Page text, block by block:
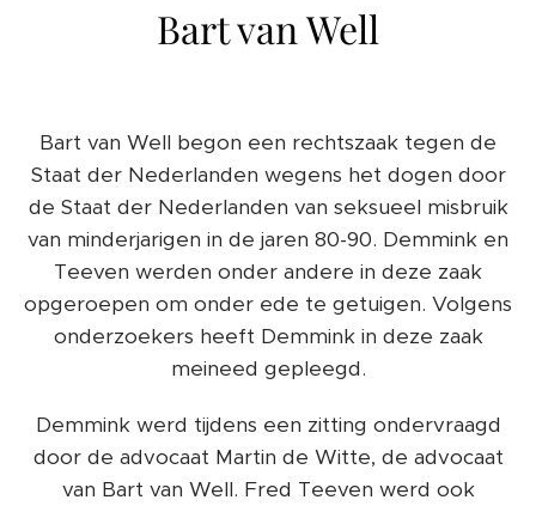
Bart van Well
Bart van Well begon een rechtszaak tegen de
Staat der Nederlanden wegens het dogen door
de Staat der Nederlanden van seksueel misbruik
van minderjarigen in de jaren 80-90. Demmink en
Teeven werden onder andere in deze zaak
opgeroepen om onder ede te getuigen. Volgens
onderzoekers heeft Demmink in deze zaak
meineed gepleegd.
Demmink werd tijdens een zitting ondervraagd
door de advocaat Martin de Witte, de advocaat
van Bart van Well. Fred Teeven werd ook